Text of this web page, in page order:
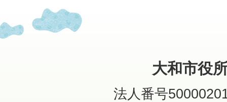
大和市役
法人番号